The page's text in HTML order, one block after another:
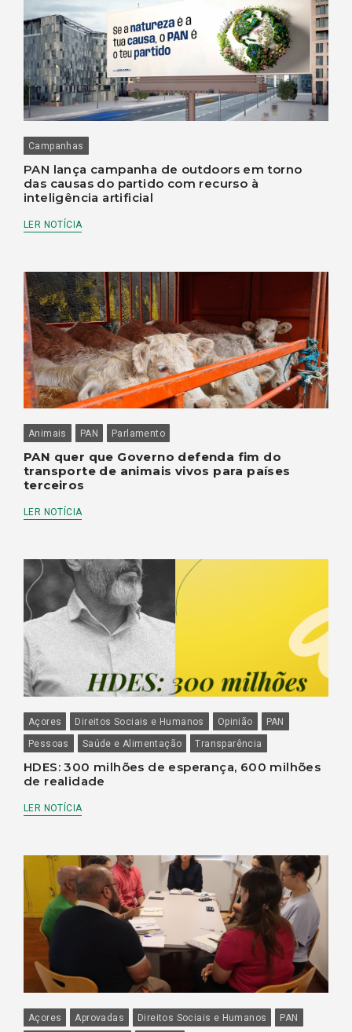
Campanhas
PAN lança campanha de outdoors em torno
das causas do partido com recurso à
inteligência artificial
LER NOTÍCIA
Animais PAN Parlamento
PAN quer que Governo defenda fim do
transporte de animais vivos para países
terceiros
LER NOTÍCIA
Açores Direitos Sociais e Humanos Opinião
PAN
Pessoas
Saúde e Alimentação Transparência
HDES: 300 milhões de esperança, 600 milhões
de realidade
LER NOTÍCIA
Açores Aprovadas Direitos Sociais e Humanos
PAN